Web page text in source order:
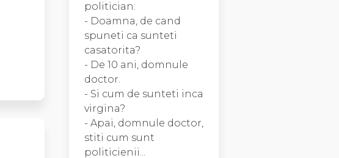
politician:
- Doamna, de cand
spuneti ca sunteti
casatorita?
- De 10 ani, domnule
doctor.
- Si cum de sunteti inca
virgina?
- Apai, domnule doctor,
stiti cum sunt
politicienii...